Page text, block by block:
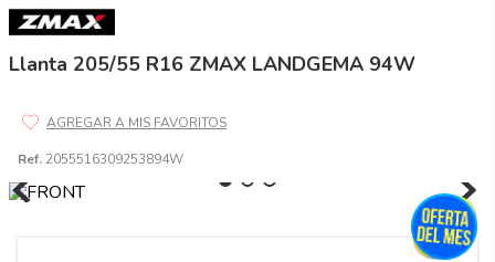
Llanta 205/55 R16 ZMAX LANDGEMA 94W
Ref. 2055516309253894W